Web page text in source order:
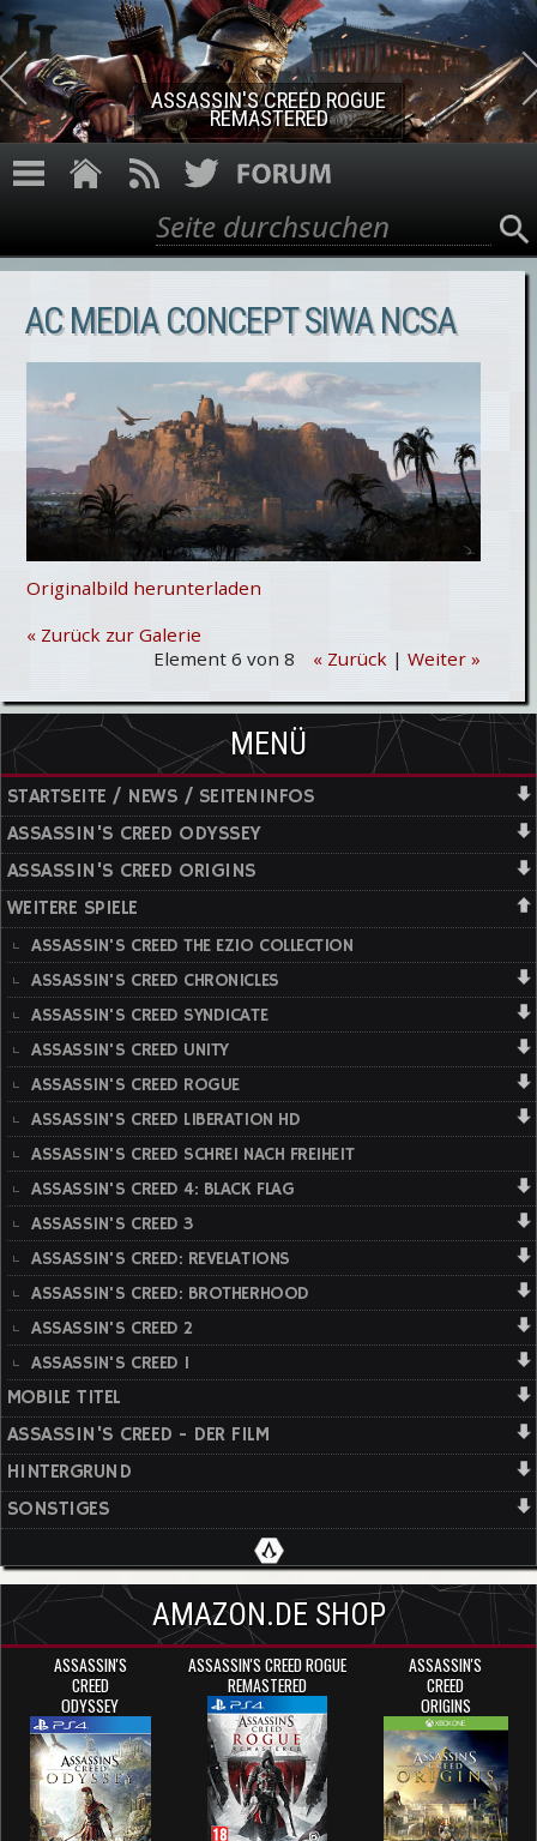
Direkt zum Inhalt
ASSASSIN'S CREED ROGUE
REMASTERED
Suchformular
Suche
AC MEDIA CONCEPT SIWA NCSA
Originalbild herunterladen
« Zurück zur Galerie
Element 6 von 8
« Zurück| Weiter »
MENÜ
STARTSEITE / NEWS / SEITENINFOS
ASSASSIN'S CREED ODYSSEY
ASSASSIN'S CREED ORIGINS
WEITERE SPIELE
ASSASSIN'S CREED THE EZIO COLLECTION
ASSASSIN'S CREED CHRONICLES
ASSASSIN'S CREED SYNDICATE
ASSASSIN'S CREED UNITY
ASSASSIN'S CREED ROGUE
ASSASSIN'S CREED LIBERATION HD
ASSASSIN'S CREED SCHREI NACH FREIHEIT
ASSASSIN'S CREED 4: BLACK FLAG
ASSASSIN'S CREED 3
ASSASSIN'S CREED: REVELATIONS
ASSASSIN'S CREED: BROTHERHOOD
ASSASSIN'S CREED 2
ASSASSIN'S CREED 1
MOBILE TITEL
ASSASSIN'S CREED - DER FILM
HINTERGRUND
SONSTIGES
AMAZON.DE SHOP
ASSASSIN'S
CREED
ODYSSEY
ASSASSIN'S CREED ROGUE
REMASTERED
ASSASSIN'S
CREED
ORIGINS